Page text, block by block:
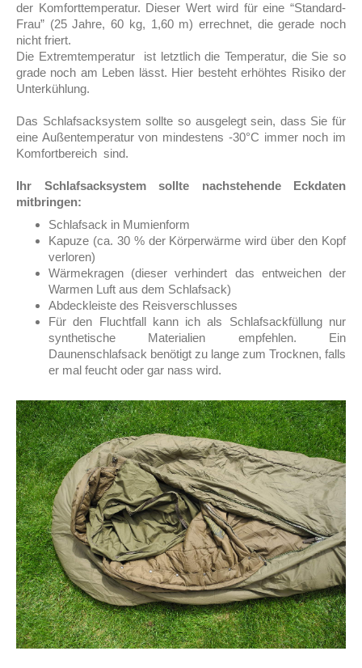
der Komforttemperatur. Dieser Wert wird für eine “Standard-
Frau” (25 Jahre, 60 kg, 1,60 m) errechnet, die gerade noch
nicht friert.
Die Extremtemperatur ist letztlich die Temperatur, die Sie so
grade noch am Leben lässt. Hier besteht erhöhtes Risiko der
Unterkühlung.
Das Schlafsacksystem sollte so ausgelegt sein, dass Sie für
eine Außentemperatur von mindestens -30°C immer noch im
Komfortbereich sind.
Ihr Schlafsacksystem sollte nachstehende Eckdaten
mitbringen:
Schlafsack in Mumienform
Kapuze (ca. 30 % der Körperwärme wird über den Kopf
verloren)
Wärmekragen (dieser verhindert das entweichen der
Warmen Luft aus dem Schlafsack)
Abdeckleiste des Reisverschlusses
Für den Fluchtfall kann ich als Schlafsackfüllung nur
synthetische Materialien empfehlen. Ein
Daunenschlafsack benötigt zu lange zum Trocknen, falls
er mal feucht oder gar nass wird.